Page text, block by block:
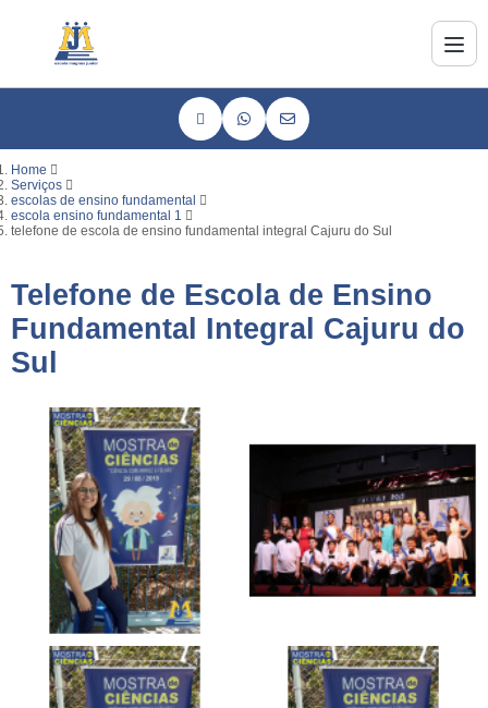
Home
Serviços
escolas de ensino fundamental
escola ensino fundamental 1
telefone de escola de ensino fundamental integral Cajuru do Sul
Telefone de Escola de Ensino
Fundamental Integral Cajuru do
Sul